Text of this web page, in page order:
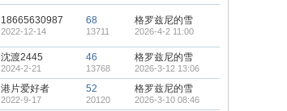
18665630987
2022-12-14
68
13711
格罗兹尼的雪
2026-4-2 11:00
沈渡2445
2024-2-21
46
13768
格罗兹尼的雪
2026-3-12 13:06
港片爱好者
2022-9-17
52
20120
格罗兹尼的雪
2026-3-10 08:46